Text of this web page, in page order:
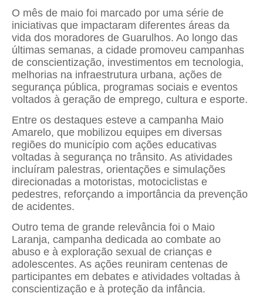
O mês de maio foi marcado por uma série de
iniciativas que impactaram diferentes áreas da
vida dos moradores de Guarulhos. Ao longo das
últimas semanas, a cidade promoveu campanhas
de conscientização, investimentos em tecnologia,
melhorias na infraestrutura urbana, ações de
segurança pública, programas sociais e eventos
voltados à geração de emprego, cultura e esporte.
Entre os destaques esteve a campanha Maio
Amarelo, que mobilizou equipes em diversas
regiões do município com ações educativas
voltadas à segurança no trânsito. As atividades
incluíram palestras, orientações e simulações
direcionadas a motoristas, motociclistas e
pedestres, reforçando a importância da prevenção
de acidentes.
Outro tema de grande relevância foi o Maio
Laranja, campanha dedicada ao combate ao
abuso e à exploração sexual de crianças e
adolescentes. As ações reuniram centenas de
participantes em debates e atividades voltadas à
conscientização e à proteção da infância.